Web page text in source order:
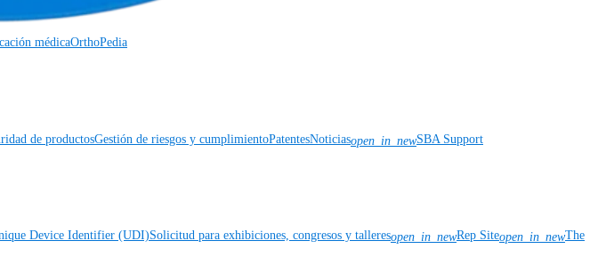
médicaOrthoPedia
de productosGestión de riesgos y cumplimientoPatentesNoticiasopen_in_newSBA Support
Device Identifier (UDI)Solicitud para exhibiciones, congresos y talleresopen_in_newRep Siteopen_in_newThe